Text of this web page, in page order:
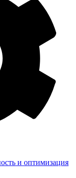
и оптимизация